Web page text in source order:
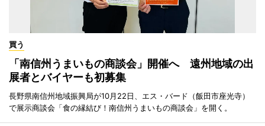
買う
「南信州うまいもの商談会」開催へ 遠州地域の出
展者とバイヤーも初募集
長野県南信州地域振興局が10月22日、エス・バード（飯田市座光寺）
で展示商談会「食の縁結び！南信州うまいもの商談会」を開く。